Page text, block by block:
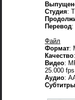
Студия:
Перевод:
Файл
Формат:
Качество
Видео:
25.000 fps
Аудио:
Субтитры